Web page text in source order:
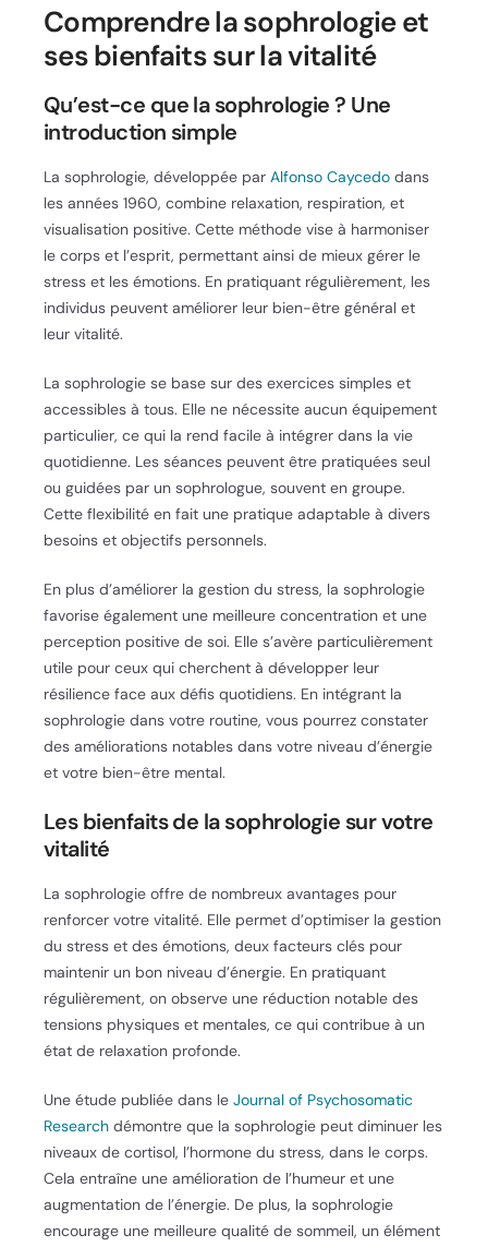
Comprendre la sophrologie et
ses bienfaits sur la vitalité
Qu’est-ce que la sophrologie ? Une
introduction simple
La sophrologie, développée par Alfonso Caycedo dans
les années 1960, combine relaxation, respiration, et
visualisation positive. Cette méthode vise à harmoniser
le corps et l’esprit, permettant ainsi de mieux gérer le
stress et les émotions. En pratiquant régulièrement, les
individus peuvent améliorer leur bien-être général et
leur vitalité.
La sophrologie se base sur des exercices simples et
accessibles à tous. Elle ne nécessite aucun équipement
particulier, ce qui la rend facile à intégrer dans la vie
quotidienne. Les séances peuvent être pratiquées seul
ou guidées par un sophrologue, souvent en groupe.
Cette flexibilité en fait une pratique adaptable à divers
besoins et objectifs personnels.
En plus d’améliorer la gestion du stress, la sophrologie
favorise également une meilleure concentration et une
perception positive de soi. Elle s’avère particulièrement
utile pour ceux qui cherchent à développer leur
résilience face aux défis quotidiens. En intégrant la
sophrologie dans votre routine, vous pourrez constater
des améliorations notables dans votre niveau d’énergie
et votre bien-être mental.
Les bienfaits de la sophrologie sur votre
vitalité
La sophrologie offre de nombreux avantages pour
renforcer votre vitalité. Elle permet d’optimiser la gestion
du stress et des émotions, deux facteurs clés pour
maintenir un bon niveau d’énergie. En pratiquant
régulièrement, on observe une réduction notable des
tensions physiques et mentales, ce qui contribue à un
état de relaxation profonde.
Une étude publiée dans le Journal of Psychosomatic
Research démontre que la sophrologie peut diminuer les
niveaux de cortisol, l’hormone du stress, dans le corps.
Cela entraîne une amélioration de l’humeur et une
augmentation de l’énergie. De plus, la sophrologie
encourage une meilleure qualité de sommeil, un élément